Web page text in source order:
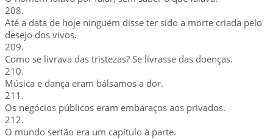
208.
Até a data de hoje ninguém disse ter sido a morte criada pelo
desejo dos vivos.
209.
Como se livrava das tristezas? Se livrasse das doenças.
210.
Música e dança eram bálsamos a dor.
211.
Os negócios públicos eram embaraços aos privados.
212.
O mundo sertão era um capítulo à parte.